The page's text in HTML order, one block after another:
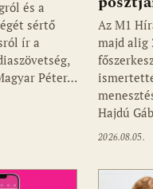
és a
sértő
ír a
Péter…
Az M1
majd
Hajdú
2026.08.05.